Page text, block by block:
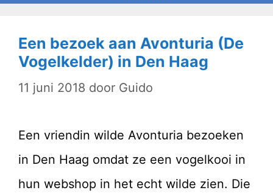
Een bezoek aan Avonturia (De
Vogelkelder) in Den Haag
11 juni 2018 door Guido
Een vriendin wilde Avonturia bezoeken
in Den Haag omdat ze een vogelkooi in
hun webshop in het echt wilde zien. Die